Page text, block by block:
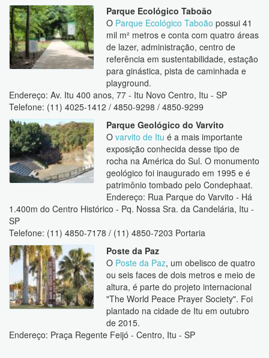
Parque Ecológico Taboão
O Parque Ecológico Taboão possui 41
mil m² metros e conta com quatro áreas
de lazer, administração, centro de
referência em sustentabilidade, estação
para ginástica, pista de caminhada e
playground.
Endereço: Av. Itu 400 anos, 77 - Itu Novo Centro, Itu - SP
Telefone: (11) 4025-1412 / 4850-9298 / 4850-9299
Parque Geológico do Varvito
O varvito de Itu é a mais importante
exposição conhecida desse tipo de
rocha na América do Sul. O monumento
geológico foi inaugurado em 1995 e é
patrimônio tombado pelo Condephaat.
Endereço: Rua Parque do Varvito - Há
1.400m do Centro Histórico - Pq. Nossa Sra. da Candelária, Itu -
SP
Telefone: (11) 4850-7178 / (11) 4850-7203 Portaria
Poste da Paz
O Poste da Paz, um obelisco de quatro
ou seis faces de dois metros e meio de
altura, é parte do projeto internacional
"The World Peace Prayer Society". Foi
plantado na cidade de Itu em outubro
de 2015.
Endereço: Praça Regente Feijó - Centro, Itu - SP